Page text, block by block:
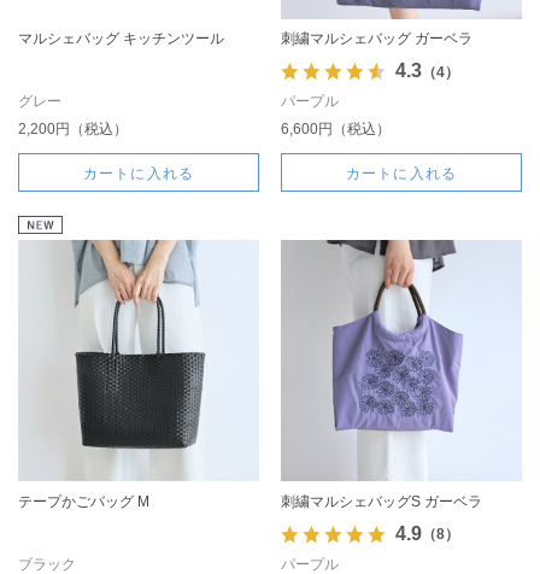
マルシェバッグ キッチンツール
グレー
2,200円（税込）
カートに入れる
刺繍マルシェバッグ ガーベラ
4.3（4）
パープル
6,600円（税込）
カートに入れる
テープかごバッグ M
ブラック
刺繍マルシェバッグS ガーベラ
4.9（8）
パープル